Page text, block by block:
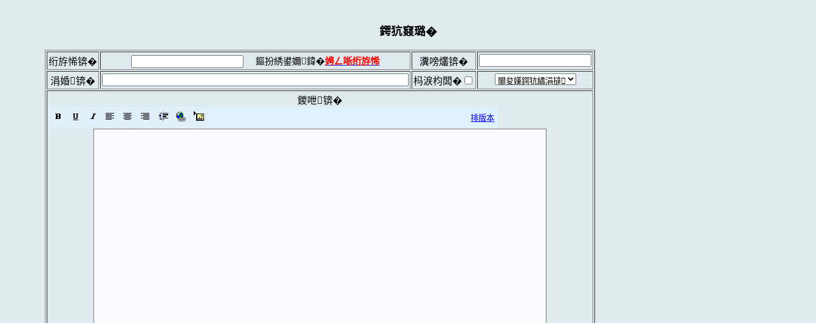
鍔犺窡璐�
绗斿悕锛� 鏂扮綉鍙嬭鍏�娉ㄥ唽绗斿悕
瀵嗙爜锛�
涓婚锛�
杩涙枃闆�
鍐呭锛�
排版本